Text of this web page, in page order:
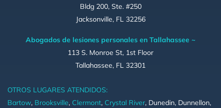
Bldg 200, Ste. #250
Jacksonville, FL 32256
Abogados de lesiones personales en Tallahassee ~
113 S. Monroe St, 1st Floor
Tallahassee, FL 32301
OTROS LUGARES ATENDIDOS:
Bartow, Brooksville, Clermont, Crystal River, Dunedin, Dunnellon,